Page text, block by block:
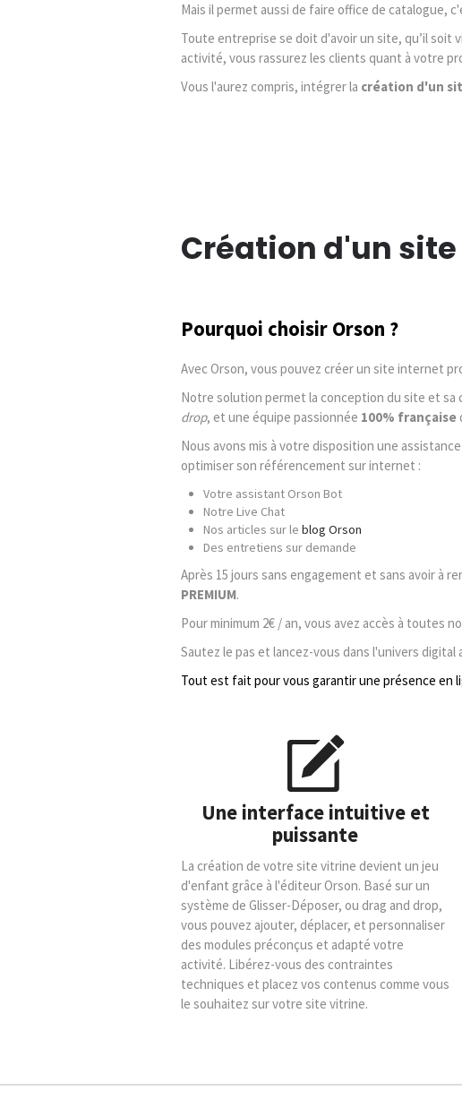
Mais il permet aussi de faire office de catalogue,
Toute entreprise se doit d'avoir un site, qu’il soit
activité, vous rassurez les clients quant à votre
Vous l'aurez compris, intégrer la création d'un
Création d'un
Pourquoi choisir Orson ?
Avec Orson, vous pouvez créer un site internet
Notre solution permet la conception du site et
drop, et une équipe passionnée 100% française
Nous avons mis à votre disposition une
optimiser son référencement sur internet :
Votre assistant Orson Bot
Notre Live Chat
Nos articles sur le blog Orson
Des entretiens sur demande
Après 15 jours sans engagement et sans avoir à
PREMIUM.
Pour minimum 2€ / an, vous avez accès à toutes
Sautez le pas et lancez-vous dans l'univers digital
Tout est fait pour vous garantir une présence en
Une interface intuitive et
puissante
La création de votre site vitrine devient un jeu
d'enfant grâce à l'éditeur Orson. Basé sur un
système de Glisser-Déposer, ou drag and drop,
vous pouvez ajouter, déplacer, et personnaliser
des modules préconçus et adapté votre
activité. Libérez-vous des contraintes
techniques et placez vos contenus comme vous
le souhaitez sur votre site vitrine.